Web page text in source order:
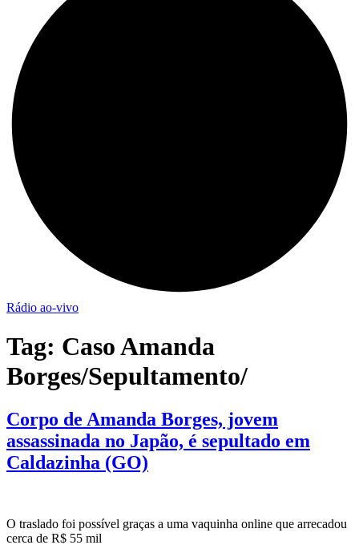
Rádio ao-vivo
Tag: Caso Amanda
Borges/Sepultamento/
Corpo de Amanda Borges, jovem
assassinada no Japão, é sepultado em
Caldazinha (GO)
O traslado foi possível graças a uma vaquinha online que arrecadou
cerca de R$ 55 mil